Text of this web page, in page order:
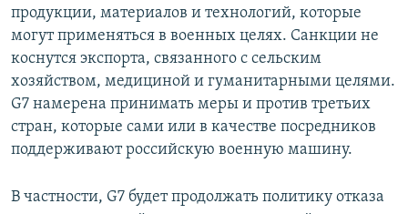
продукции, материалов и технологий, которые
могут применяться в военных целях. Санкции не
коснутся экспорта, связанного с сельским
хозяйством, медициной и гуманитарными целями.
G7 намерена принимать меры и против третьих
стран, которые сами или в качестве посредников
поддерживают российскую военную машину.
В частности, G7 будет продолжать политику отказа